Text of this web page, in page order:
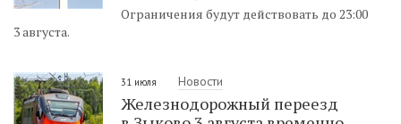
Ограничения будут действовать до 23:00
3 августа.
31 июля Новости
Железнодорожный переезд